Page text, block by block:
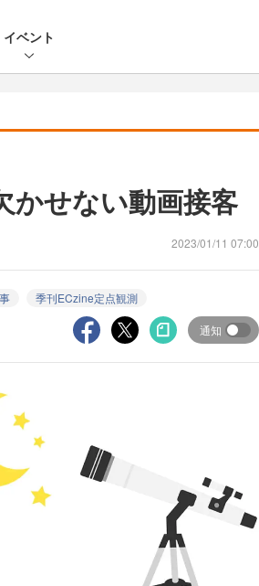
イベント
かせない動画接客
2023/01/11 07:00
季刊ECzine定点観測
通知